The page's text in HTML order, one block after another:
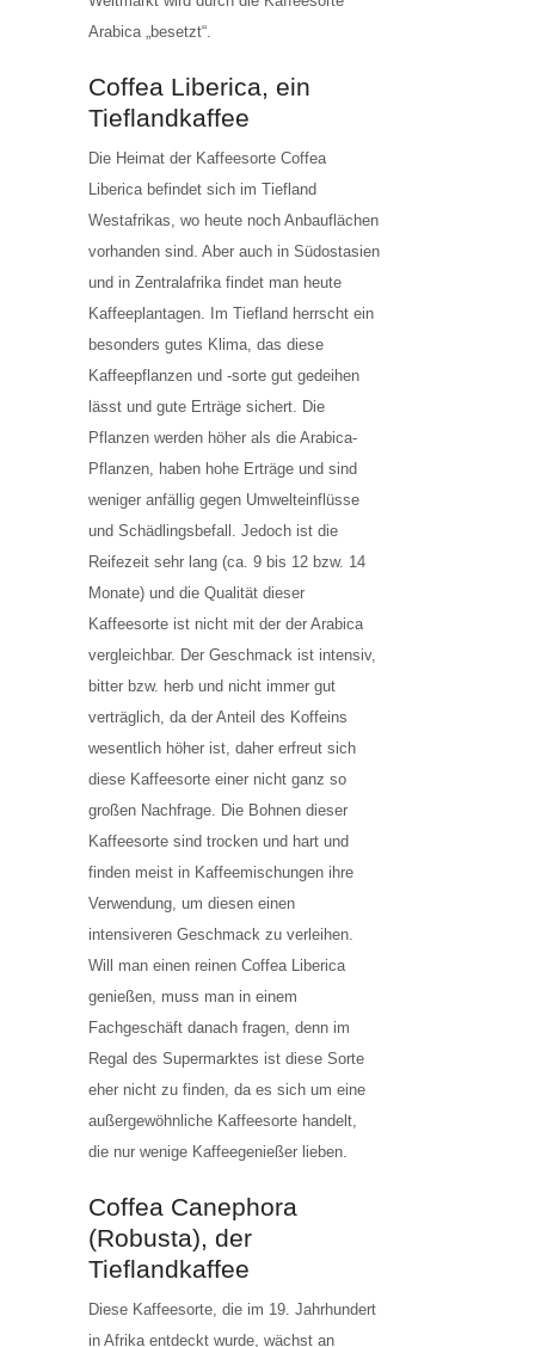
Arabica „besetzt“.
Coffea Liberica, ein
Tieflandkaffee
Die Heimat der Kaffeesorte Coffea
Liberica befindet sich im Tiefland
Westafrikas, wo heute noch Anbauflächen
vorhanden sind. Aber auch in Südostasien
und in Zentralafrika findet man heute
Kaffeeplantagen. Im Tiefland herrscht ein
besonders gutes Klima, das diese
Kaffeepflanzen und -sorte gut gedeihen
lässt und gute Erträge sichert. Die
Pflanzen werden höher als die Arabica-
Pflanzen, haben hohe Erträge und sind
weniger anfällig gegen Umwelteinflüsse
und Schädlingsbefall. Jedoch ist die
Reifezeit sehr lang (ca. 9 bis 12 bzw. 14
Monate) und die Qualität dieser
Kaffeesorte ist nicht mit der der Arabica
vergleichbar. Der Geschmack ist intensiv,
bitter bzw. herb und nicht immer gut
verträglich, da der Anteil des Koffeins
wesentlich höher ist, daher erfreut sich
diese Kaffeesorte einer nicht ganz so
großen Nachfrage. Die Bohnen dieser
Kaffeesorte sind trocken und hart und
finden meist in Kaffeemischungen ihre
Verwendung, um diesen einen
intensiveren Geschmack zu verleihen.
Will man einen reinen Coffea Liberica
genießen, muss man in einem
Fachgeschäft danach fragen, denn im
Regal des Supermarktes ist diese Sorte
eher nicht zu finden, da es sich um eine
außergewöhnliche Kaffeesorte handelt,
die nur wenige Kaffeegenießer lieben.
Coffea Canephora
(Robusta), der
Tieflandkaffee
Diese Kaffeesorte, die im 19. Jahrhundert
in Afrika entdeckt wurde, wächst an